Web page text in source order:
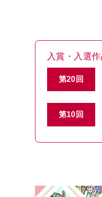
入賞・入選
第20回
第10回